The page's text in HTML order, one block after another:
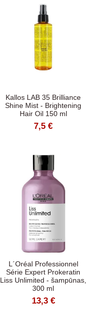
Kallos LAB 35 Brilliance
Shine Mist - Brightening
Hair Oil 150 ml
7,5 €
L´Oréal Professionnel
Série Expert Prokeratin
Liss Unlimited - šampūnas,
300 ml
13,3 €